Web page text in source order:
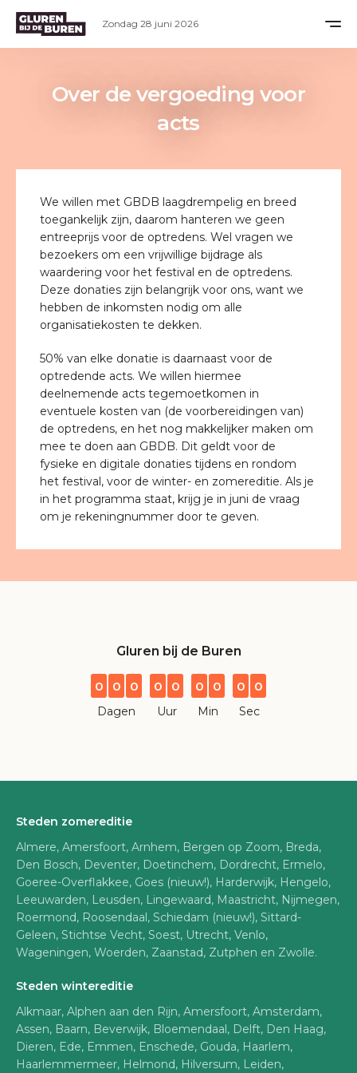
Over de vergoeding voor
acts
We willen met GBDB laagdrempelig en breed
toegankelijk zijn, daarom hanteren we geen
entreeprijs voor de optredens. Wel vragen we
bezoekers om een vrijwillige bijdrage als
waardering voor het festival en de optredens.
Deze donaties zijn belangrijk voor ons, want we
hebben de inkomsten nodig om alle
organisatiekosten te dekken.
50% van elke donatie is daarnaast voor de
optredende acts. We willen hiermee
deelnemende acts tegemoetkomen in
eventuele kosten van (de voorbereidingen van)
de optredens, en het nog makkelijker maken om
mee te doen aan GBDB. Dit geldt voor de
fysieke en digitale donaties tijdens en rondom
het festival, voor de winter- en zomereditie. Als je
in het programma staat, krijg je in juni de vraag
om je rekeningnummer door te geven.
Gluren bij de Buren
0 0 0
Dagen
0 0
Uur
0 0
Min
0 0
Sec
Steden zomereditie
Almere, Amersfoort, Arnhem, Bergen op Zoom, Breda,
Den Bosch, Deventer, Doetinchem, Dordrecht, Ermelo,
Goeree-Overflakkee, Goes (nieuw!), Harderwijk, Hengelo,
Leeuwarden, Leusden, Lingewaard, Maastricht, Nijmegen,
Roermond, Roosendaal, Schiedam (nieuw!), Sittard-
Geleen, Stichtse Vecht, Soest, Utrecht, Venlo,
Wageningen, Woerden, Zaanstad, Zutphen en Zwolle.
Steden wintereditie
Alkmaar, Alphen aan den Rijn, Amersfoort, Amsterdam,
Assen, Baarn, Beverwijk, Bloemendaal, Delft, Den Haag,
Dieren, Ede, Emmen, Enschede, Gouda, Haarlem,
Haarlemmermeer, Helmond, Hilversum, Leiden,
Zondag 28 juni 2026